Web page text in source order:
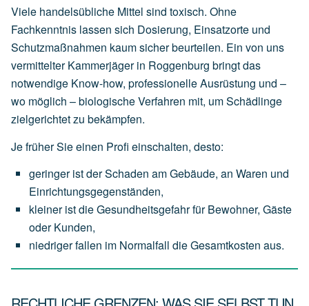
Viele handelsübliche Mittel sind toxisch. Ohne
Fachkenntnis lassen sich Dosierung, Einsatzorte und
Schutzmaßnahmen kaum sicher beurteilen. Ein von uns
vermittelter Kammerjäger in Roggenburg bringt das
notwendige Know-how, professionelle Ausrüstung und –
wo möglich – biologische Verfahren mit, um Schädlinge
zielgerichtet zu bekämpfen.
Je früher Sie einen Profi einschalten, desto:
geringer istderSchaden amGebäude, an Waren und
Einrichtungsgegenständen,
kleiner istdieGesundheitsgefahrfür Bewohner, Gäste
oder Kunden,
niedrigerfallen im Normalfall dieGesamtkosten aus.